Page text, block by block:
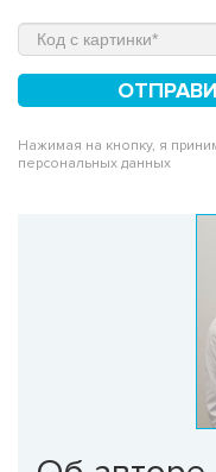
Нажимая на кнопку, я
персональных данных